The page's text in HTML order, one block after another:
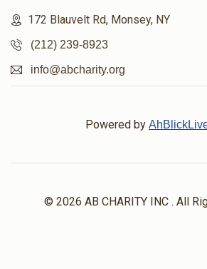
172 Blauvelt Rd, Monsey, NY
(212) 239-8923
info@abcharity.org
Powered by
© 2026 AB CHARITY INC . All